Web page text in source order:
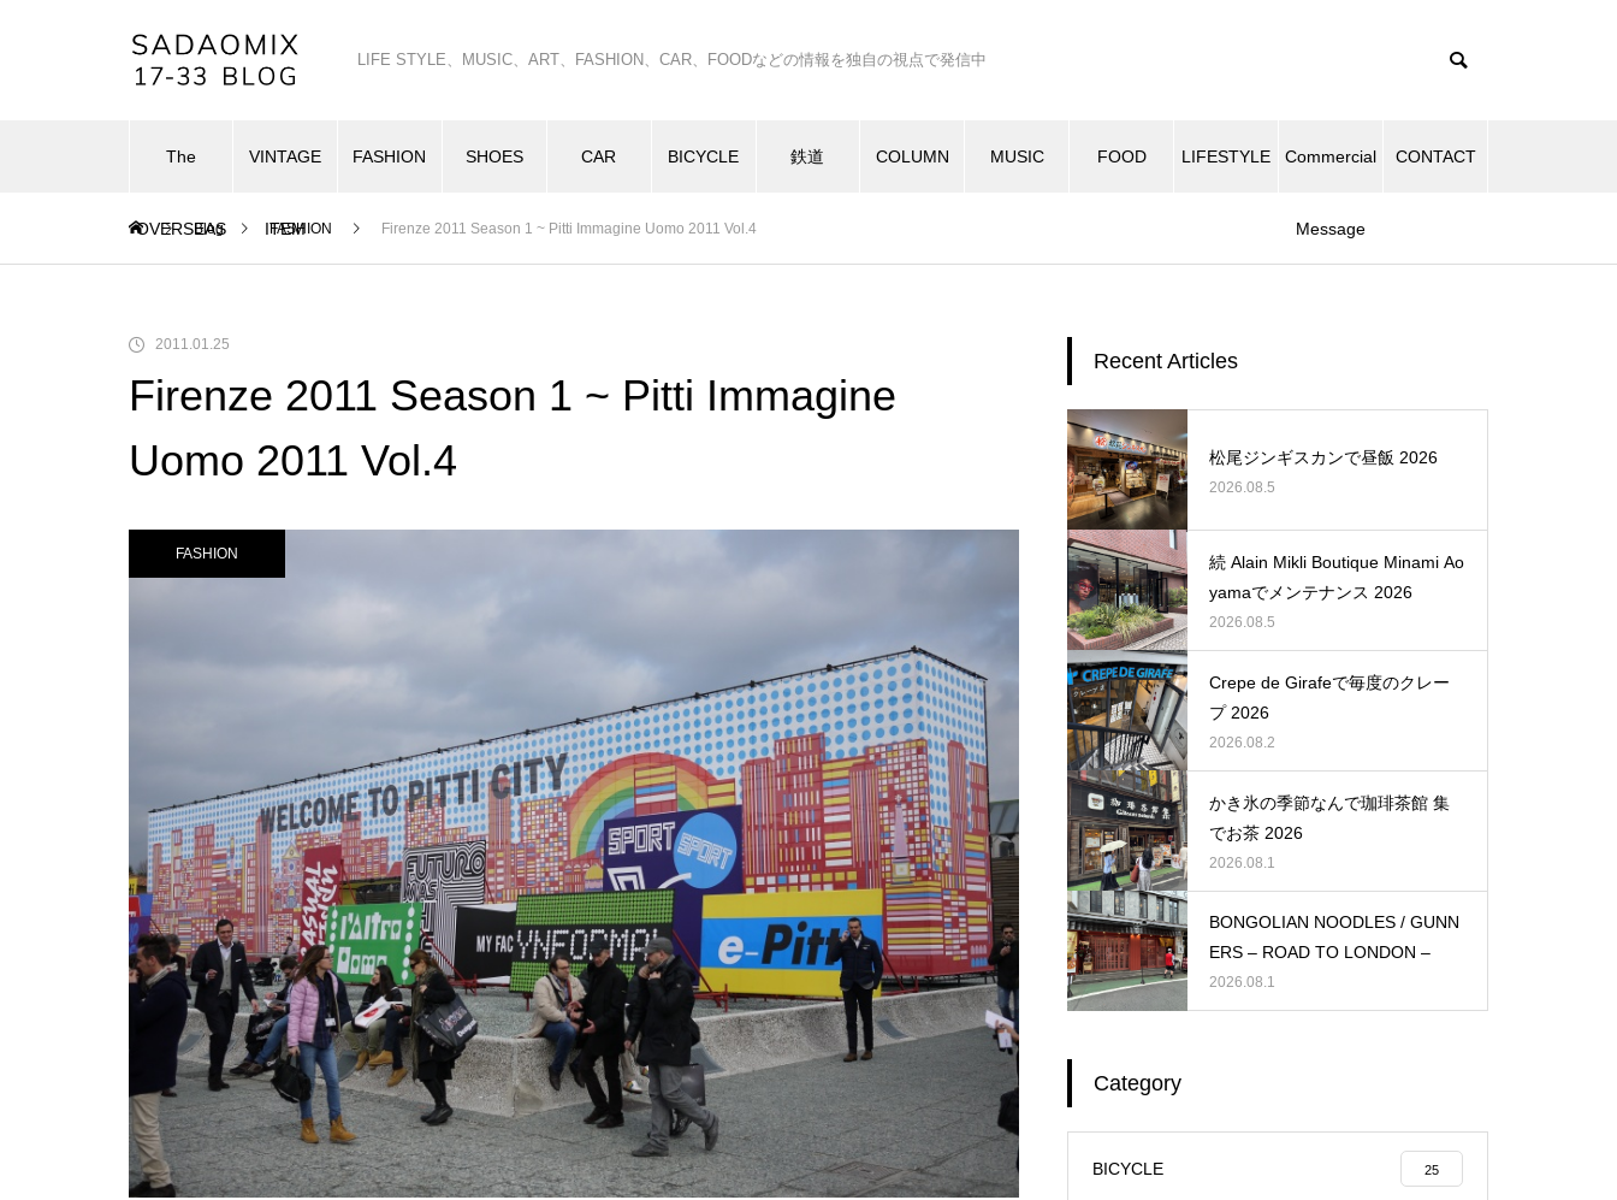
LIFE STYLE、MUSIC、ART、FASHION、CAR、FOODなどの情報を独自の視点で発信中
The
OVERSEAS
VINTAGE
ITEM
FASHION SHOES CAR BICYCLE 鉄道 COLUMN MUSIC FOOD LIFESTYLE Commercial
Message
CONTACT
Blog FASHION Firenze 2011 Season 1 ~ Pitti Immagine Uomo 2011 Vol.4
2011.01.25
Firenze 2011 Season 1 ~ Pitti Immagine
Uomo 2011 Vol.4
FASHION
Recent Articles
松尾ジンギスカンで昼飯 2026
2026.08.5
続 Alain Mikli Boutique Minami Ao
yamaでメンテナンス 2026
2026.08.5
Crepe de Girafeで毎度のクレー
プ 2026
2026.08.2
かき氷の季節なんで珈琲茶館 集
でお茶 2026
2026.08.1
BONGOLIAN NOODLES / GUNN
ERS – ROAD TO LONDON –
2026.08.1
Category
BICYCLE 25